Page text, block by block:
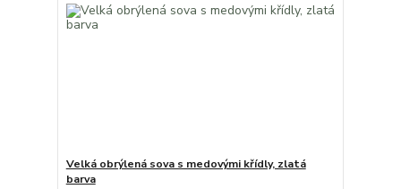
Velká obrýlená sova s medovými křídly, zlatá
barva